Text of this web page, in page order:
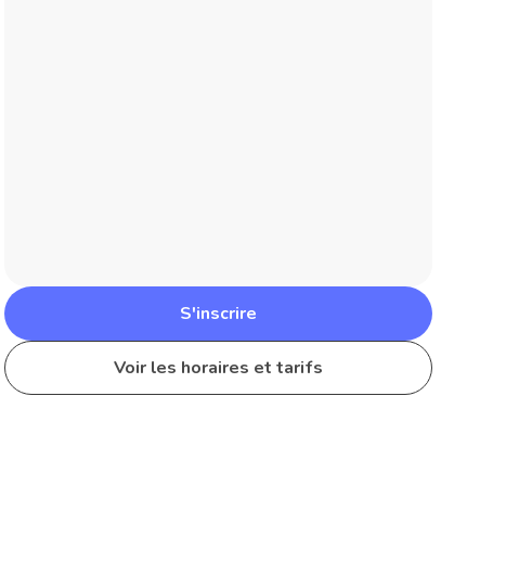
S'inscrire
Voir les horaires et tarifs